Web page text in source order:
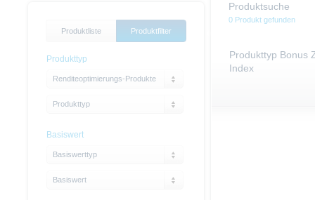
Produktsuche
0 Produkt gefunden
Produkttyp Bonus
Index
Produktliste Produktfilter
Produkttyp
Renditeoptimierungs-Produkte
Produkttyp
Basiswert
Basiswerttyp
Basiswert